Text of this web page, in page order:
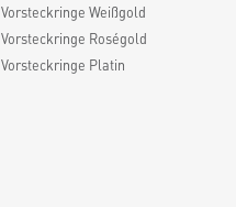
Vorsteckringe Weißgold
Vorsteckringe Roségold
Vorsteckringe Platin